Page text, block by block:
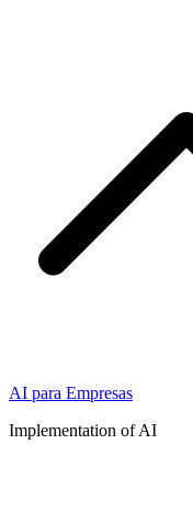
AI para Empresas
Implementation of AI